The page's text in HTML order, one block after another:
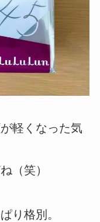
軽くなった気
（笑）
り格別。